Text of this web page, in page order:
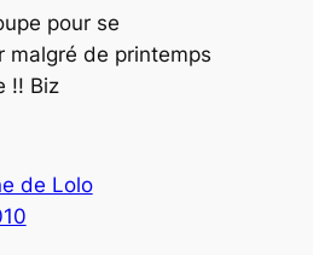
pour se
malgré de printemps
!! Biz
de Lolo